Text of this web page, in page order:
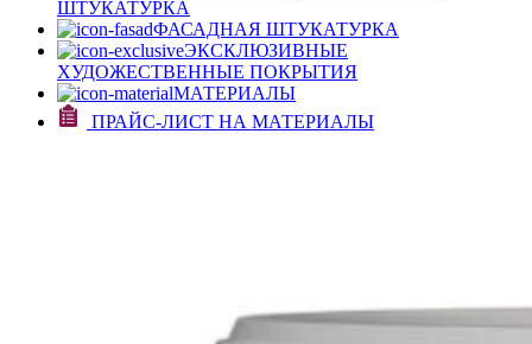
ШТУКАТУРКА
ФАСАДНАЯ ШТУКАТУРКА
ЭКСКЛЮЗИВНЫЕ
ХУДОЖЕСТВЕННЫЕ ПОКРЫТИЯ
МАТЕРИАЛЫ
ПРАЙС-ЛИСТ НА МАТЕРИАЛЫ